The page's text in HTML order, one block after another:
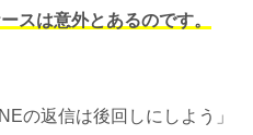
スは意外とあるのです。
の返信は後回しにしよう」